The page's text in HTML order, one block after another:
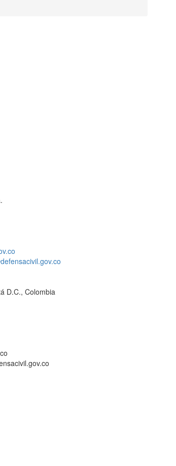
D.C., Colombia